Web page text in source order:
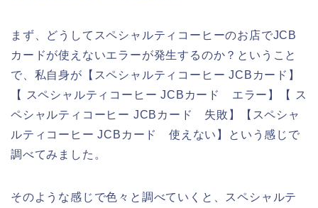
まず、どうしてスペシャルティコーヒーのお店でJCB
カードが使えないエラーが発生するのか？ということ
で、私自身が【スペシャルティコーヒー JCBカード】
【 スペシャルティコーヒー JCBカード エラー】【 ス
ペシャルティコーヒー JCBカード 失敗】【スペシャ
ルティコーヒー JCBカード 使えない】という感じで
調べてみました。
そのような感じで色々と調べていくと、スペシャルテ